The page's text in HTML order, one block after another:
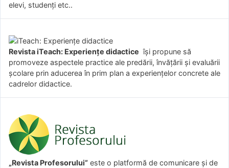
elevi, studenți etc..
Revista iTeach: Experienţe didactice îşi propune să
promoveze aspectele practice ale predării, învăţării şi evaluării
şcolare prin aducerea în prim plan a experienţelor concrete ale
cadrelor didactice.
„Revista Profesorului” este o platformă de comunicare și de